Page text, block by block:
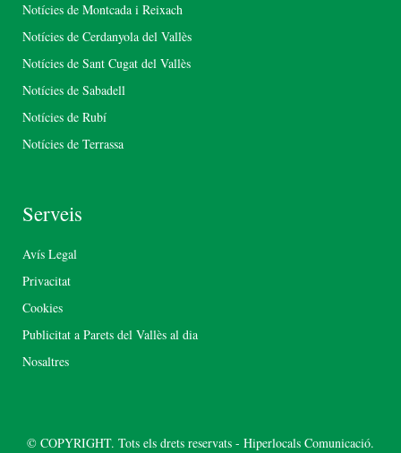
Notícies de Montcada i Reixach
Notícies de Cerdanyola del Vallès
Notícies de Sant Cugat del Vallès
Notícies de Sabadell
Notícies de Rubí
Notícies de Terrassa
Serveis
Avís Legal
Privacitat
Cookies
Publicitat a Parets del Vallès al dia
Nosaltres
© COPYRIGHT. Tots els drets reservats - Hiperlocals Comunicació.